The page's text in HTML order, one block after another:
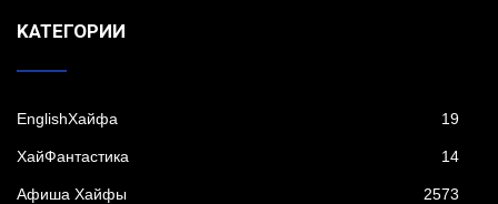
KАТЕГОРИИ
EnglishХайфа 19
XайФантастика 14
Афиша Хайфы 2573